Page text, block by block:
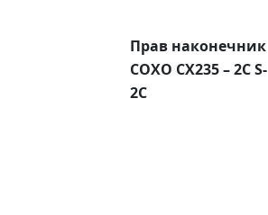
Прав наконечник
COXO CX235 – 2C S-
2C